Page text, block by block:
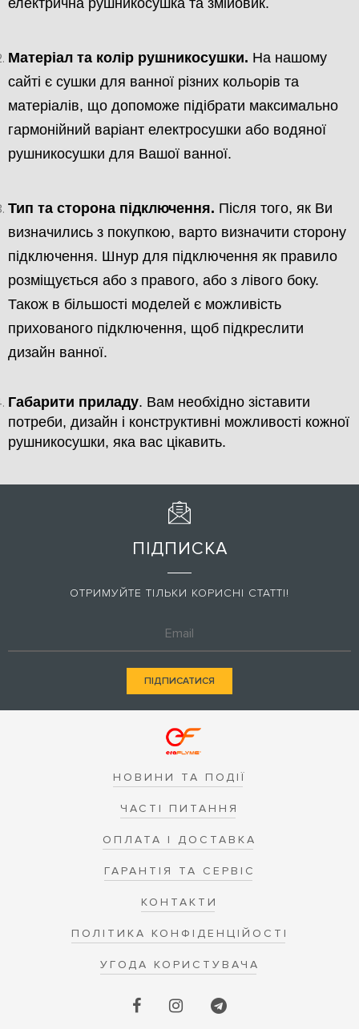
електрична рушникосушка та змійовик.
Матеріал та колір рушникосушки. На нашому
сайті є сушки для ванної різних кольорів та
матеріалів, що допоможе підібрати максимально
гармонійний варіант електросушки або водяної
рушникосушки для Вашої ванної.
Тип та сторона підключення. Після того, як Ви
визначились з покупкою, варто визначити сторону
підключення. Шнур для підключення як правило
розміщується або з правого, або з лівого боку.
Також в більшості моделей є можливість
прихованого підключення, щоб підкреслити
дизайн ванної.
Габарити приладу. Вам необхідно зіставити
потреби, дизайн і конструктивні можливості кожної
рушникосушки, яка вас цікавить.
ПІДПИСКА
ОТРИМУЙТЕ ТІЛЬКИ КОРИСНІ СТАТТІ!
ПІДПИСАТИСЯ
НОВИНИ ТА ПОДІЇ
ЧАСТІ ПИТАННЯ
ОПЛАТА І ДОСТАВКА
ГАРАНТІЯ ТА СЕРВІС
КОНТАКТИ
ПОЛІТИКА КОНФІДЕНЦІЙОСТІ
УГОДА КОРИСТУВАЧА